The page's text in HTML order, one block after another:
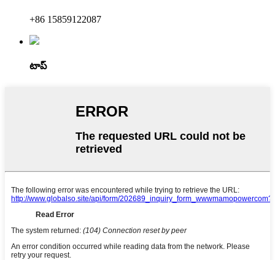
+86 15859122087
టాప్